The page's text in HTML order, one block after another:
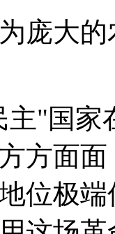
庞大
"国家
方面
位极